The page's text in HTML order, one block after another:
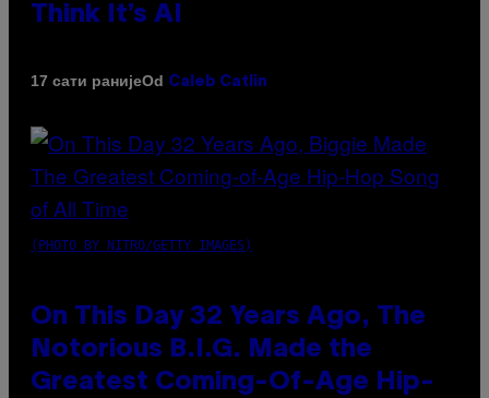
Think It’s AI
17 сати ранијеOd Caleb Catlin
(PHOTO BY NITRO/GETTY IMAGES)
On This Day 32 Years Ago, The
Notorious B.I.G. Made the
Greatest Coming-Of-Age Hip-